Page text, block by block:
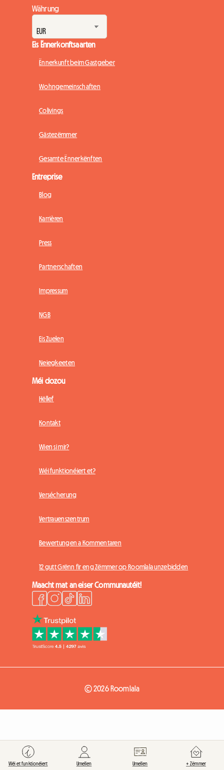
Währung
Eis Ënnerkonftsaarten
Ënnerkunft beim Gastgeber
Wohngemeinschaften
Colivings
Gästezëmmer
Gesamte Ënnerkënften
Entreprise
Blog
Karrièren
Press
Partnerschaften
Impressum
NGB
Eis Zuelen
Neiegkeeten
Méi dozou
Hëllef
Kontakt
Wien si mir?
Wéi funktionéiert et?
Versécherung
Vertrauenszentrum
Bewertungen a Kommentaren
12 gutt Grënn fir eng Zëmmer op Roomlala unzebidden
Maacht mat an eiser Communautéit!
© 2026 Roomlala
Wéi et funktionéiert Umellen Umellen + Zëmmer